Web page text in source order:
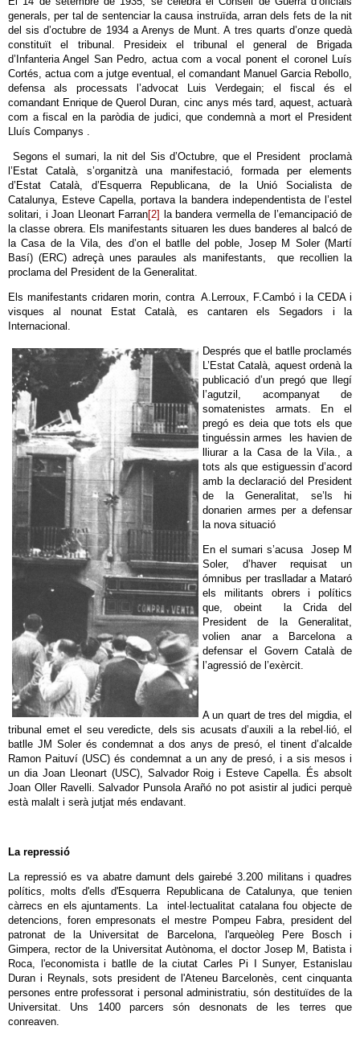
generals, per tal de sentenciar la causa instruïda, arran dels fets de la nit
del sis d’octubre de 1934 a Arenys de Munt. A tres quarts d’onze quedà
constituït el tribunal. Presideix el tribunal el general de Brigada
d’Infanteria Angel San Pedro, actua com a vocal ponent el coronel Luís
Cortés, actua com a jutge eventual, el comandant Manuel Garcia Rebollo,
defensa als processats l’advocat Luis Verdegain; el fiscal és el
comandant Enrique de Querol Duran, cinc anys més tard, aquest, actuarà
com a fiscal en la paròdia de judici, que condemnà a mort el President
Lluís Companys .
Segons el sumari, la nit del Sis d’Octubre, que el President proclamà
l’Estat Català, s’organitzà una manifestació, formada per elements
d’Estat Català, d’Esquerra Republicana, de la Unió Socialista de
Catalunya, Esteve Capella, portava la bandera independentista de l’estel
solitari, i Joan Lleonart Farran[2]
la bandera vermella de l’emancipació de
la classe obrera. Els manifestants situaren les dues banderes al balcó de
la Casa de la Vila, des d’on el batlle del poble, Josep M Soler (Martí
Basí) (ERC) adreçà unes paraules als manifestants, que recollien la
proclama del President de la Generalitat.
Els manifestants cridaren morin, contra A.Lerroux, F.Cambó i la CEDA i
visques al nounat Estat Català, es cantaren els Segadors i la
Internacional.
Després que el batlle proclamés
L’Estat Català, aquest ordenà la
publicació d’un pregó que llegí
l’agutzil, acompanyat de
somatenistes armats. En el
pregó es deia que tots els que
tinguéssin armes les havien de
lliurar a la Casa de la Vila., a
tots als que estiguessin d’acord
amb la declaració del President
de la Generalitat, se’ls hi
donarien armes per a defensar
la nova situació
En el sumari s’acusa Josep M
Soler, d’haver requisat un
ómnibus per traslladar a Mataró
els militants obrers i polítics
que, obeint la Crida del
President de la Generalitat,
volien anar a Barcelona a
defensar el Govern Català de
l’agressió de l’exèrcit.
A un quart de tres del migdia, el
tribunal emet el seu veredicte, dels sis acusats d’auxili a la rebel·lió, el
batlle JM Soler és condemnat a dos anys de presó, el tinent d’alcalde
Ramon Paituví (USC) és condemnat a un any de presó, i a sis mesos i
un dia Joan Lleonart (USC), Salvador Roig i Esteve Capella. És absolt
Joan Oller Ravelli. Salvador Punsola Arañó no pot asistir al judici perquè
està malalt i serà jutjat més endavant.
La repressió
La repressió es va abatre damunt dels gairebé 3.200 militans i quadres
polítics, molts d'ells d'Esquerra Republicana de Catalunya, que tenien
càrrecs en els ajuntaments. La intel·lectualitat catalana fou objecte de
detencions, foren empresonats el mestre Pompeu Fabra, president del
patronat de la Universitat de Barcelona, l'arqueòleg Pere Bosch i
Gimpera, rector de la Universitat Autònoma, el doctor Josep M, Batista i
Roca, l'economista i batlle de la ciutat Carles Pi I Sunyer, Estanislau
Duran i Reynals, sots president de l'Ateneu Barcelonès, cent cinquanta
persones entre professorat i personal administratiu, són destituïdes de la
Universitat. Uns 1400 parcers són desnonats de les terres que
conreaven.